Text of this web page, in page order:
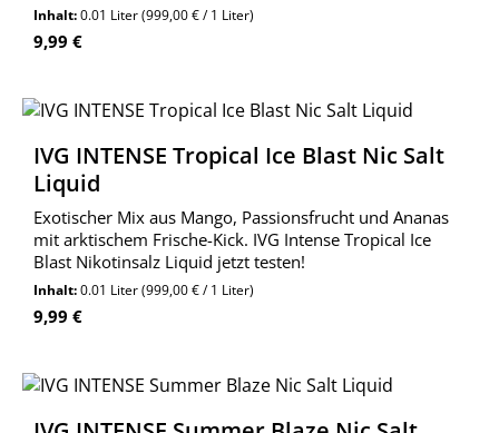
Inhalt:0.01 Liter(999,00 € / 1 Liter)
Regulärer Preis:
9,99 €
IVG INTENSE Tropical Ice Blast Nic Salt
Liquid
Exotischer Mix aus Mango, Passionsfrucht und Ananas
mit arktischem Frische-Kick. IVG Intense Tropical Ice
Blast Nikotinsalz Liquid jetzt testen!
Inhalt:0.01 Liter(999,00 € / 1 Liter)
Regulärer Preis:
9,99 €